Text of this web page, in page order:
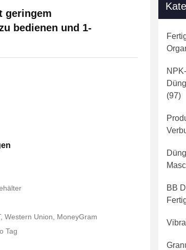
geringem
bedienen und 1-
Western Union, MoneyGram
Tag
NPK-
(97)
BB